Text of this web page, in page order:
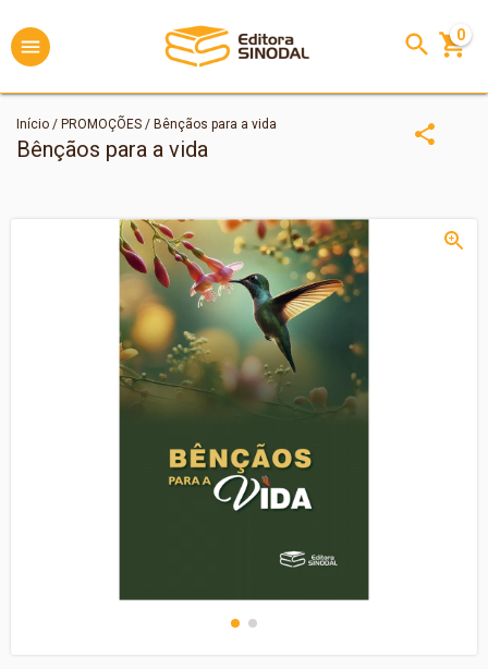
0
Início / PROMOÇÕES / Bênçãos para a vida
Bênçãos para a vida